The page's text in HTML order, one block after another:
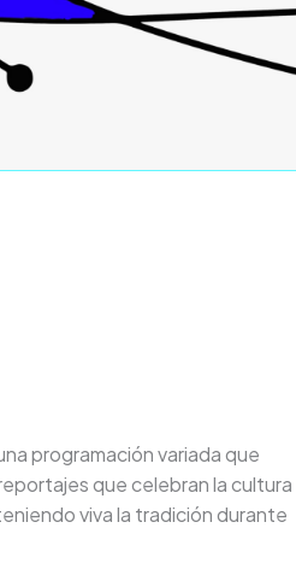
programación variada que
que celebran la cultura
viva la tradición durante